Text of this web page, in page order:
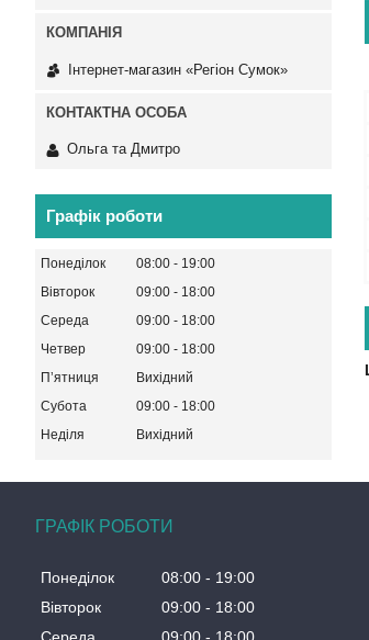
Інтернет-магазин «Регіон Сумок»
Ольга та Дмитро
Графік роботи
Понеділок 08:00
19:00
Вівторок
09:00
18:00
Середа
09:00
18:00
Четвер
09:00
18:00
Пʼятниця
Вихідний
Субота
09:00
18:00
Неділя
Вихідний
ГРАФІК РОБОТИ
Понеділок 08:00
19:00
Вівторок
09:00
18:00
Середа
09:00 18:00